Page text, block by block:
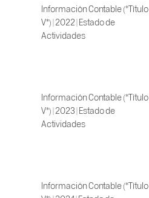
Información Contable (*Título
V*) | 2022 | Estado de
Actividades
Información Contable (*Título
V*) | 2023 | Estado de
Actividades
Información Contable (*Título